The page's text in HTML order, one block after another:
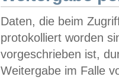
Daten, die beim
protokolliert worden
vorgeschrieben ist,
Weitergabe im Falle